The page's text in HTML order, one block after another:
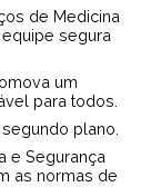
de Medicina
segura
um
para todos.
plano.
e Segurança
as normas de